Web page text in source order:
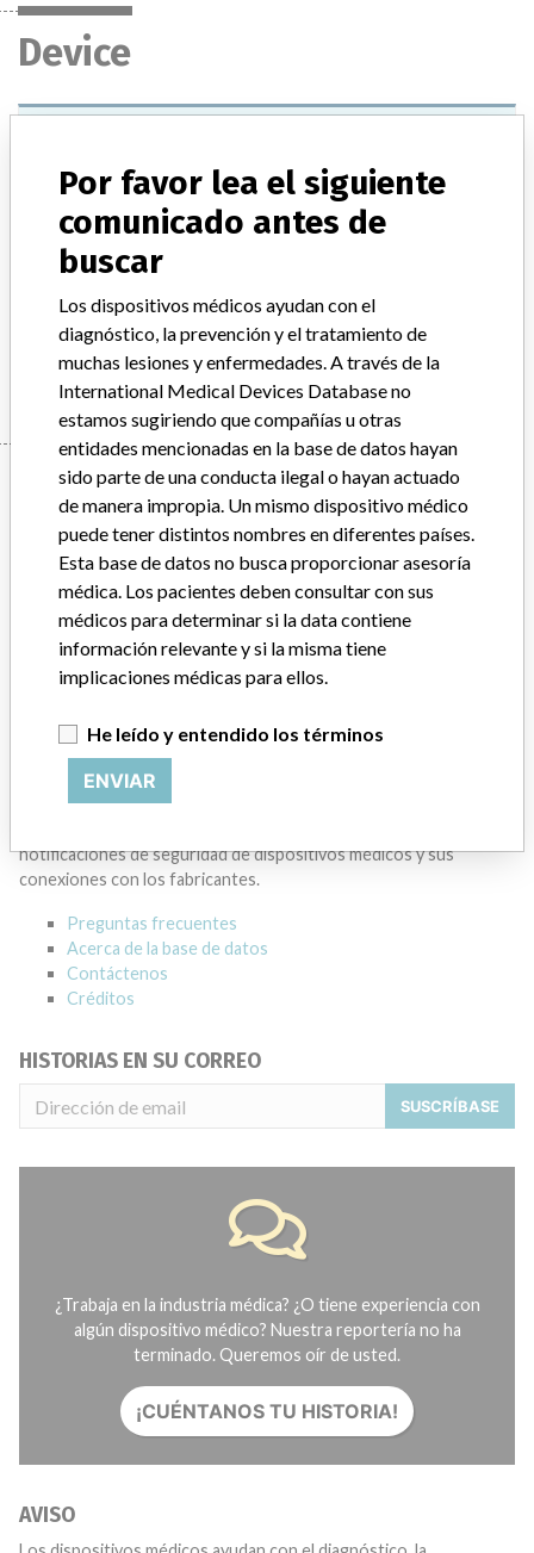
Device
Modelo / Serial
Descripción del producto
COULTER ACT TAINER REAGENT KIT
Manufacturer BECKMAN COULTER CANADA L.P.
Manufacturer
BECKMAN COULTER CANADA L.P.
Dirección del fabricante MISSISSAUGA
Empresa matriz del fabricante (2017)
Source
ACERCA DE LA BASE DE DATOS
notificaciones de seguridad de dispositivos médicos y sus
conexiones con los fabricantes.
Preguntas frecuentes
Acerca de la base de datos
Contáctenos
Créditos
HISTORIAS EN SU CORREO
SUSCRÍBASE
¿Trabaja en la industria médica? ¿O tiene experiencia con
algún dispositivo médico? Nuestra reportería no ha
terminado. Queremos oír de usted.
¡CUÉNTANOS TU HISTORIA!
AVISO
Por favor lea el siguiente
comunicado antes de
buscar
Los dispositivos médicos ayudan con el
diagnóstico, la prevención y el tratamiento de
muchas lesiones y enfermedades. A través de la
International Medical Devices Database no
estamos sugiriendo que compañías u otras
entidades mencionadas en la base de datos hayan
sido parte de una conducta ilegal o hayan actuado
de manera impropia. Un mismo dispositivo médico
puede tener distintos nombres en diferentes países.
Esta base de datos no busca proporcionar asesoría
médica. Los pacientes deben consultar con sus
médicos para determinar si la data contiene
información relevante y si la misma tiene
implicaciones médicas para ellos.
He leído y entendido los términos
ENVIAR